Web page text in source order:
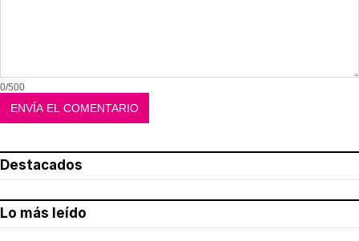
0/500
Destacados
Lo más leído